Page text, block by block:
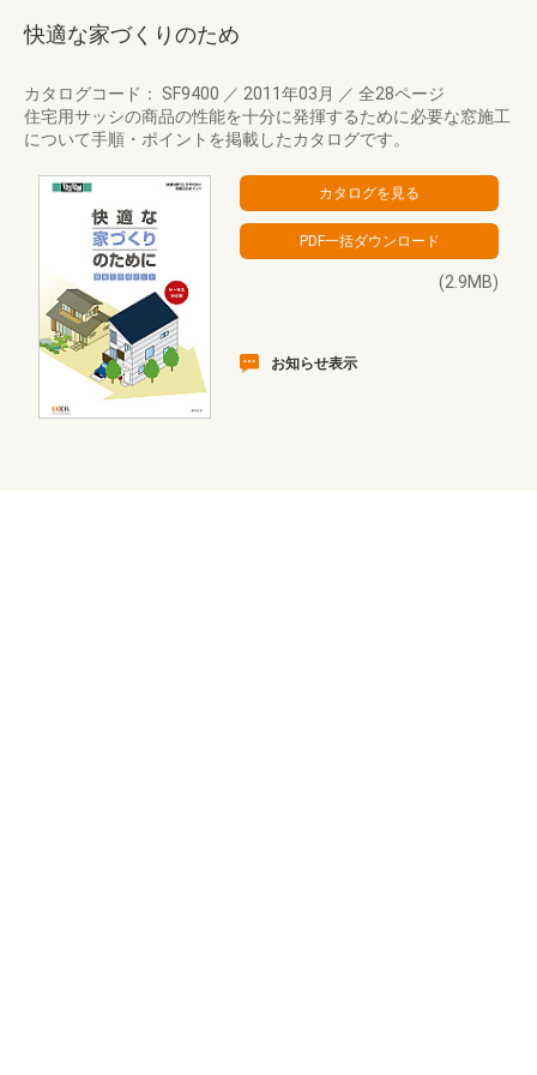
快適な家づくりのため
カタログコード： SF9400 ／ 2011年03月 ／ 全28ページ
住宅用サッシの商品の性能を十分に発揮するために必要な窓施工
について手順・ポイントを掲載したカタログです。
(2.9MB)
お知らせ表示